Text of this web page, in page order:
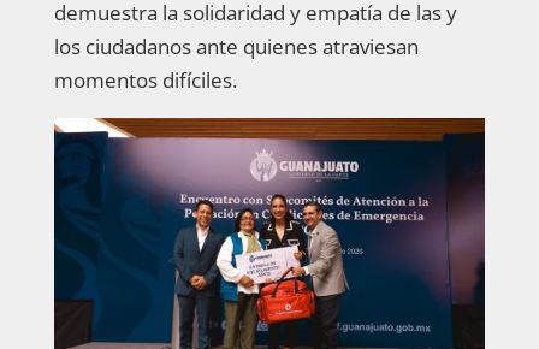
demuestra la solidaridad y empatía de las y
los ciudadanos ante quienes atraviesan
momentos difíciles.